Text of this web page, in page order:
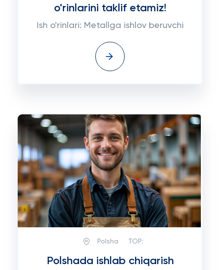
o'rinlarini taklif etamiz!
Ish o'rinlari: Metallga ishlov beruvchi
Polsha TOP:
Polshada ishlab chiqarish